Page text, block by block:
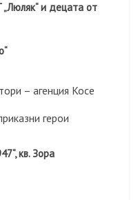
и децата от
– агенция Косе
герои
кв. Зора